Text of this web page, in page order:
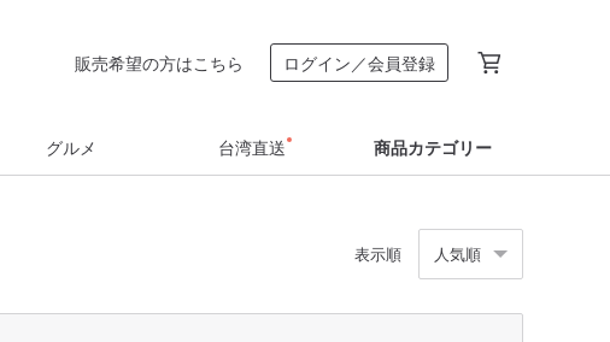
販売希望の方はこちら ログイン／会員登録
グルメ 台湾直送 商品カテゴリー
表示順 人気順